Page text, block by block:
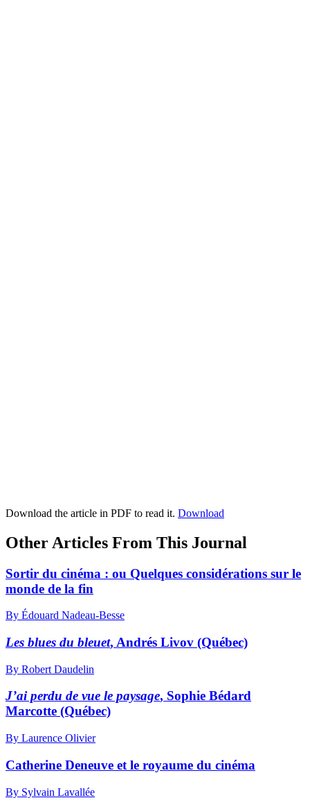
Download the article in PDF to read it. Download
Other Articles From This Journal
Sortir du cinéma : ou Quelques considérations sur le
monde de la fin
By Édouard Nadeau-Besse
Les blues du bleuet, Andrés Livov (Québec)
By Robert Daudelin
J’ai perdu de vue le paysage, Sophie Bédard
Marcotte (Québec)
By Laurence Olivier
Catherine Deneuve et le royaume du cinéma
By Sylvain Lavallée